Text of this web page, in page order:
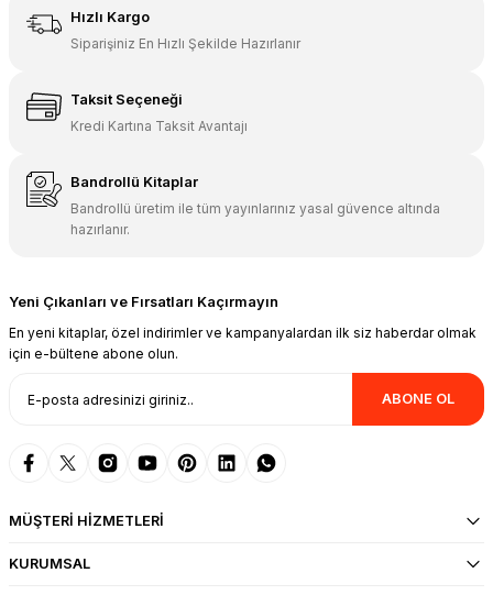
Hızlı Kargo
Siparişiniz En Hızlı Şekilde Hazırlanır
Taksit Seçeneği
Kredi Kartına Taksit Avantajı
Bandrollü Kitaplar
Bandrollü üretim ile tüm yayınlarınız yasal güvence altında
hazırlanır.
Yeni Çıkanları ve Fırsatları Kaçırmayın
En yeni kitaplar, özel indirimler ve kampanyalardan ilk siz haberdar olmak
için e-bültene abone olun.
ABONE OL
MÜŞTERİ HİZMETLERİ
KURUMSAL